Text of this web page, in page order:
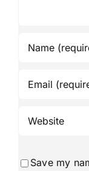
Save my